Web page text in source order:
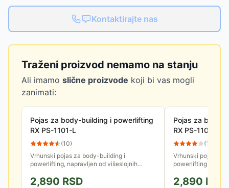
Kontaktirajte nas
Traženi proizvod nemamo na stanju
Ali imamo slične proizvode koji bi vas mogli
zanimati:
Pojas za body-building i powerlifting
RX PS-1101-L
(10)
Vrhunski pojas za body-building i
powerlifting, napravljen od višeslojnih
i zadebljana za povećanje...
2,890 RSD
Pojas za body-
RX PS-1101-M
(14
Vrhunski pojas za
powerlifting,
i zadebljana za
2,890 RSD